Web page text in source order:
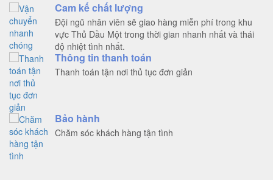
Cam kế chất lượng
Đội ngũ nhân viên sẽ giao hàng miễn phí trong khu
vực Thủ Dầu Một trong thời gian nhanh nhất và thái
độ nhiệt tình nhất.
Thông tin thanh toán
Thanh toán tận nơi thủ tục đơn giản
Bảo hành
Chăm sóc khách hàng tận tình